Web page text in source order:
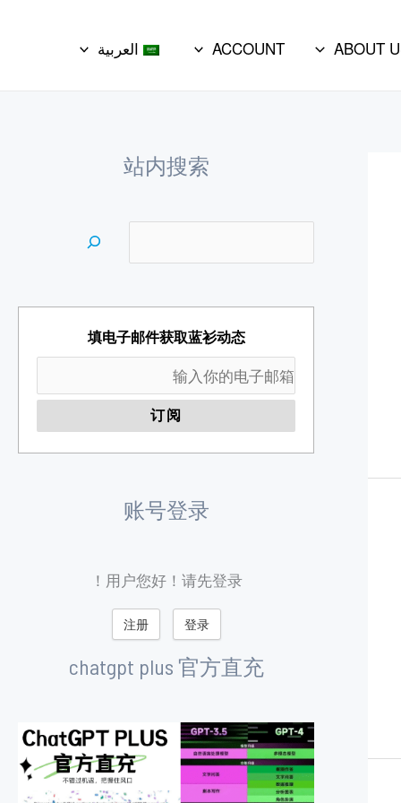
ABOUT
ACCOUNT العربية
站内搜索
a
填电子邮件获取蓝衫动态
账号登录
用户您好！请先登录！
登录
注册
chatgpt plus 官方直充